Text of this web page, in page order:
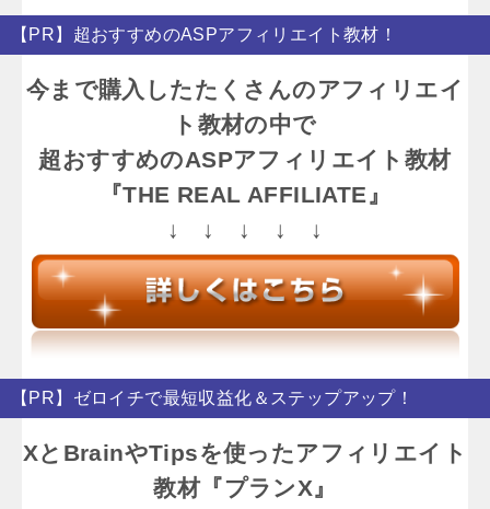
【PR】超おすすめのASPアフィリエイト教材！
今まで購入したたくさんのアフィリエイ
ト教材の中で
超おすすめのASPアフィリエイト教材
『THE REAL AFFILIATE』
↓ ↓ ↓ ↓ ↓
【PR】ゼロイチで最短収益化＆ステップアップ！
XとBrainやTipsを使ったアフィリエイト
教材『プランX』